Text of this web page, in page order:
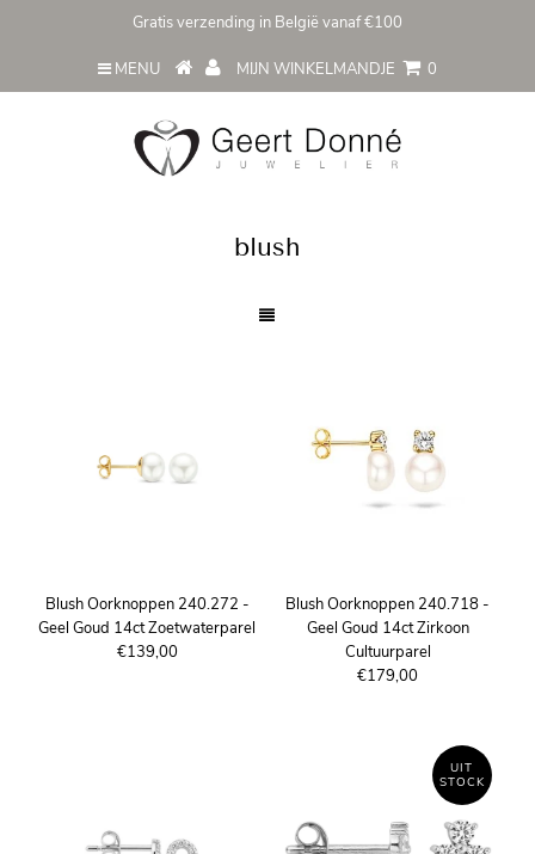
Gratis verzending in België vanaf €100
MENU MIJN WINKELMANDJE 0
blush
Blush Oorknoppen 240.272 -
Geel Goud 14ct Zoetwaterparel
€139,00
Blush Oorknoppen 240.718 -
Geel Goud 14ct Zirkoon
Cultuurparel
€179,00
UIT
STOCK